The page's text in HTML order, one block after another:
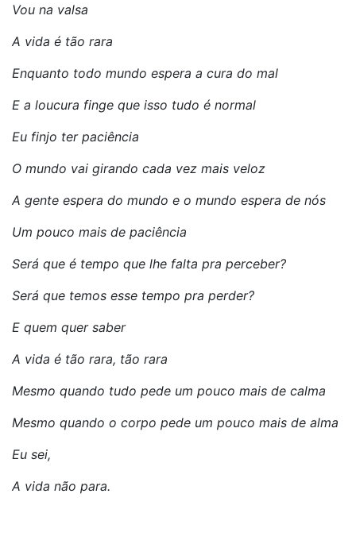
Vou na valsa
A vida é tão rara
Enquanto todo mundo espera a cura do mal
E a loucura finge que isso tudo é normal
Eu finjo ter paciência
O mundo vai girando cada vez mais veloz
A gente espera do mundo e o mundo espera de nós
Um pouco mais de paciência
Será que é tempo que lhe falta pra perceber?
Será que temos esse tempo pra perder?
E quem quer saber
A vida é tão rara, tão rara
Mesmo quando tudo pede um pouco mais de calma
Mesmo quando o corpo pede um pouco mais de alma
Eu sei,
A vida não para.